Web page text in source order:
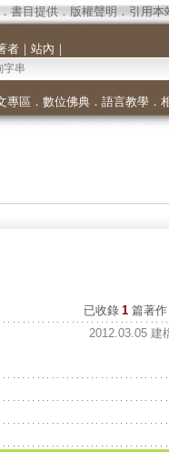
． 書目提供． 版權聲明 ． 引用本
者｜ 站內 ｜
專區 ． 數位佛典． 語言教學．
已收錄 1 篇著
2012.03.05 建